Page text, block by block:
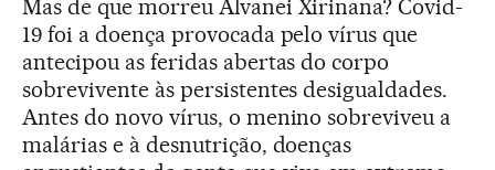
Mas de que morreu Alvanei Xirinana? Covid-
19 foi a doença provocada pelo vírus que
antecipou as feridas abertas do corpo
sobrevivente às persistentes desigualdades.
Antes do novo vírus, o menino sobreviveu a
malárias e à desnutrição, doenças